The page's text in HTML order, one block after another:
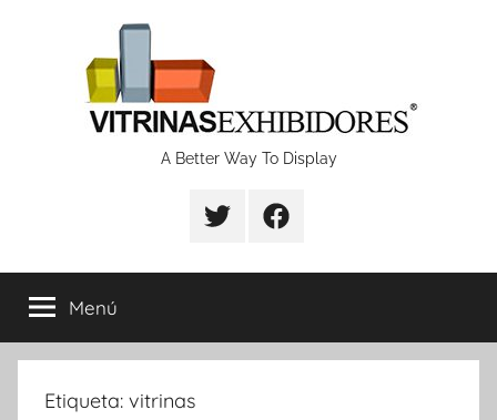
Proyectos
fabricación
de
vitrinas
A Better Way To Display
Menú
Etiqueta: vitrinas